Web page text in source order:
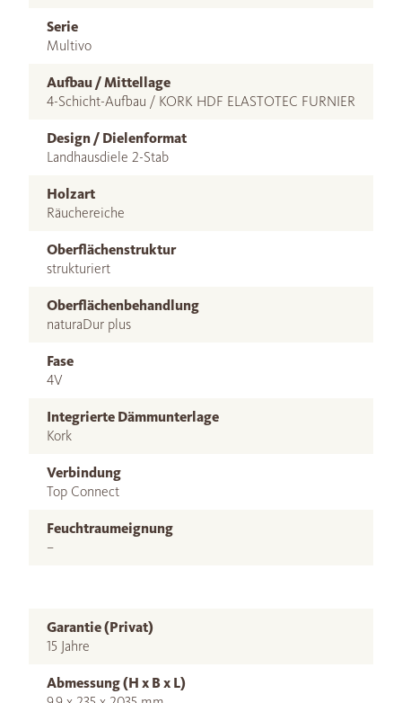
Serie
Multivo
Aufbau / Mittellage
4-Schicht-Aufbau / KORK HDF ELASTOTEC FURNIER
Design / Dielenformat
Landhausdiele 2-Stab
Holzart
Räuchereiche
Oberflächenstruktur
strukturiert
Oberflächenbehandlung
naturaDur plus
Fase
4V
Integrierte Dämmunterlage
Kork
Verbindung
Top Connect
Feuchtraumeignung
–
Garantie (Privat)
15 Jahre
Abmessung (H x B x L)